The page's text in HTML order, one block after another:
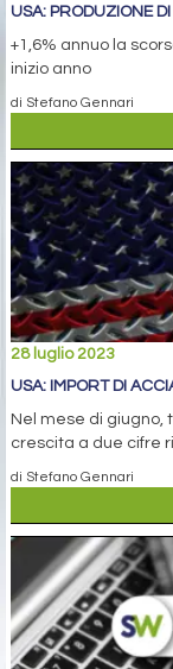
USA: PRODUZIONE
+1,6% annuo la
inizio anno
di Stefano Gennari
28 luglio 2023
USA: IMPORT DI
Nel mese di giugno,
crescita a due cifre
di Stefano Gennari